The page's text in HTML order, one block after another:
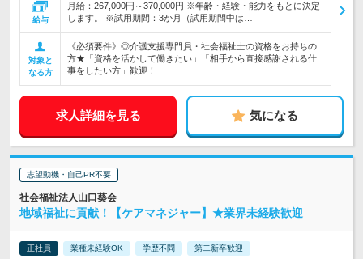
給与
月給：267,000円～370,000円 ※年齢・経験・能力をもとに決定
します。 ※試用期間：3か月（試用期間中は…
対象と
なる方
《必須要件》◎介護支援専門員・社会福祉士の資格をお持ちの
方★「資格を活かして働きたい」「相手から直接感謝される仕
事をしたい方」歓迎！
求人詳細を見る 気になる
志望動機・自己PR不要
社会福祉法人山口葵会
地域福祉に貢献！【ケアマネジャー】★業界未経験歓迎
正社員 業種未経験OK 学歴不問 第二新卒歓迎